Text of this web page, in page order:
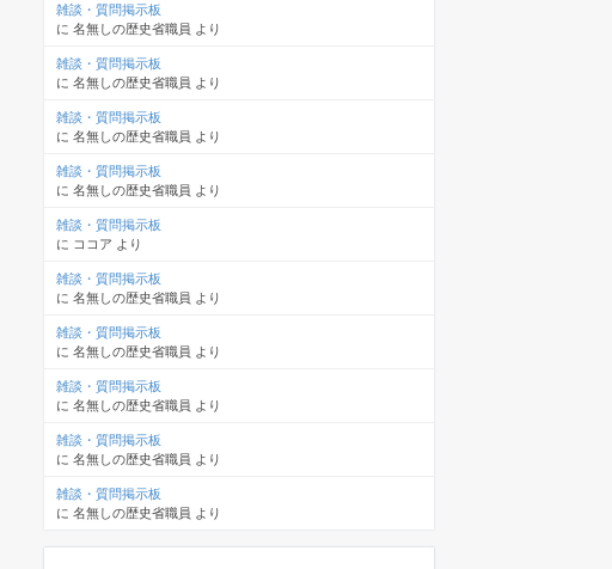
雑談・質問掲示板
に 名無しの歴史省職員 より
雑談・質問掲示板
に 名無しの歴史省職員 より
雑談・質問掲示板
に 名無しの歴史省職員 より
雑談・質問掲示板
に 名無しの歴史省職員 より
雑談・質問掲示板
に ココア より
雑談・質問掲示板
に 名無しの歴史省職員 より
雑談・質問掲示板
に 名無しの歴史省職員 より
雑談・質問掲示板
に 名無しの歴史省職員 より
雑談・質問掲示板
に 名無しの歴史省職員 より
雑談・質問掲示板
に 名無しの歴史省職員 より